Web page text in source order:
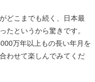
どこまでも続く、日本最
たというから驚きです。
万年以上もの長い年月を
わせて楽しんでみてくだ